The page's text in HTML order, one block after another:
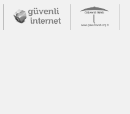
İletişim Merkezi
Çocuklar Güvende (yeni
Güvenli